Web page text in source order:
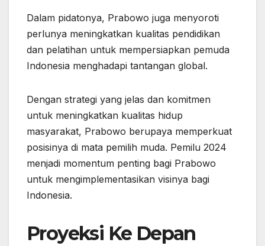
Dalam pidatonya, Prabowo juga menyoroti
perlunya meningkatkan kualitas pendidikan
dan pelatihan untuk mempersiapkan pemuda
Indonesia menghadapi tantangan global.
Dengan strategi yang jelas dan komitmen
untuk meningkatkan kualitas hidup
masyarakat, Prabowo berupaya memperkuat
posisinya di mata pemilih muda. Pemilu 2024
menjadi momentum penting bagi Prabowo
untuk mengimplementasikan visinya bagi
Indonesia.
Proyeksi Ke Depan